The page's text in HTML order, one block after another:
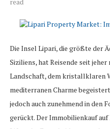
Die Insel Lipari, die größte der
Siziliens, hat Reisende seit
Landschaft, dem kristallklaren
mediterranen Charme
jedoch auch zunehmend in den
gerückt. Der Immobilienkauf